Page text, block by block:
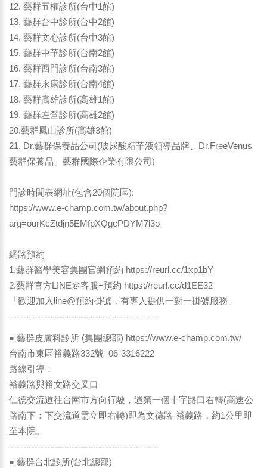
12. 藝群五權診所(台中1館)
13. 藝群台中診所(台中2館)
14. 藝群文心診所(台中3館)
15. 藝群中華診所(台南2館)
16. 藝群西門診所(台南3館)
17. 藝群永康診所(台南4館)
18. 藝群高雄診所(高雄1館)
19. 藝群左營診所(高雄2館)
20.藝群鳳山診所(高雄3館)
21. Dr.藝群保養品公司(玻尿酸精華液領導品牌、Dr.FreeVenus
藝群保養品、藝群國際企業有限公司)
門診時間表網址(包含20個院區):
https://www.e-champ.com.tw/about.php?
arg=ourKcZtdjn5EMfpXQgcPDYM7l3o
網路預約
1.藝群醫學美容集團官網預約 https://reurl.cc/1xp1bY
2.藝群官方LINE＠客服+預約 https://reurl.cc/d1EE32
「歡迎加入line@預約掛號，有專人提供一對一掛號服務」
--------------------------------------------------
● 藝群皮膚科診所 (集團總部) https://www.e-champ.com.tw/
台南市東區裕義路332號 06-3316222
路線引導：
裕義路與裕文路交叉口
仁德交流道往台南市方向行駛，遇第一個十字路口右轉(高速公
路南下：下交流道需立即右轉)即為文德路-裕義路，約1公里即
至本院。
--------------------------------------------------
● 藝群台北診所(台北總部)